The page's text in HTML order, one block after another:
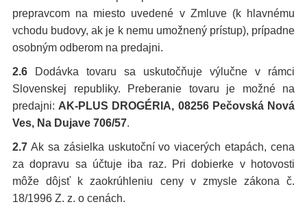
prepravcom na miesto uvedené v Zmluve (k hlavnému
vchodu budovy, ak je k nemu umožnený prístup), prípadne
osobným odberom na predajni.
2.6 Dodávka tovaru sa uskutočňuje výlučne v rámci
Slovenskej republiky. Preberanie tovaru je možné na
predajni: AK-PLUS DROGÉRIA, 08256 Pečovská Nová
Ves, Na Dujave 706/57.
2.7 Ak sa zásielka uskutoční vo viacerých etapách, cena
za dopravu sa účtuje iba raz. Pri dobierke v hotovosti
môže dôjsť k zaokrúhleniu ceny v zmysle zákona č.
18/1996 Z. z. o cenách.